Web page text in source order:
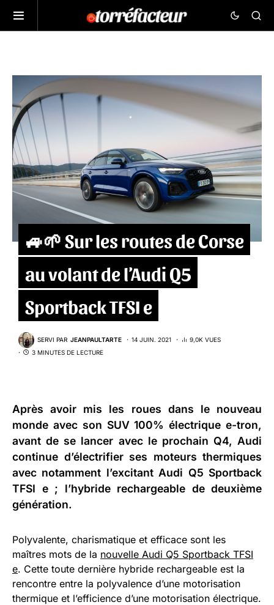
🚙🌱 Sur les routes de Corse
au volant de l’Audi Q5
Sportback TFSI e
SERVI PAR JEANPAULTARTE 14 JUIN. 2021
9,0K VUES
3 MINUTES DE LECTURE
Après avoir mis les roues dans le nouveau
monde avec son SUV 100% électrique e-tron,
avant de se lancer avec le prochain Q4, Audi
continue d’électrifier ses moteurs thermiques
avec notamment l’excitant Audi Q5 Sportback
TFSI e; l’hybride rechargeable de deuxième
génération.
Polyvalente, charismatique et efficace sont les
maîtres mots de la nouvelle Audi Q5 Sportback TFSI
e. Cette toute dernière hybride rechargeable est la
rencontre entre la polyvalence d’une motorisation
thermique et l’efficience d’une motorisation électrique.